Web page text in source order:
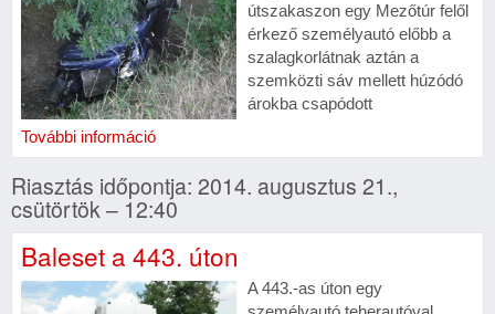
útszakaszon egy Mezőtúr felől
érkező személyautó előbb a
szalagkorlátnak aztán a
szemközti sáv mellett húzódó
árokba csapódott
További információ
Riasztás időpontja: 2014. augusztus 21.,
csütörtök – 12:40
Baleset a 443. úton
A 443.-as úton egy